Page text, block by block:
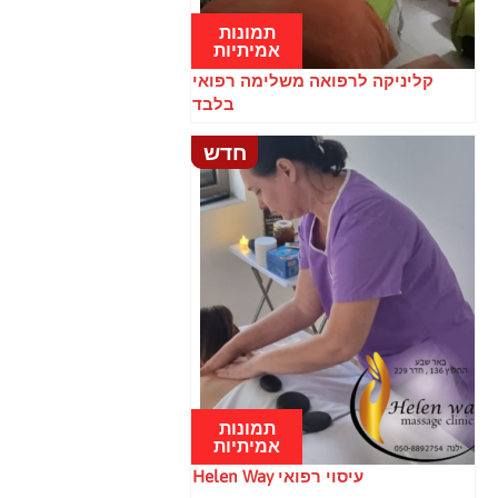
קליניקה לרפואה משלימה רפואי
בלבד
עיסוי רפואי Helen Way
תמונות
אמיתיות
חדש
תמונות
אמיתיות
תמונות
אמיתיות
חדש
תמונות
אמיתיות